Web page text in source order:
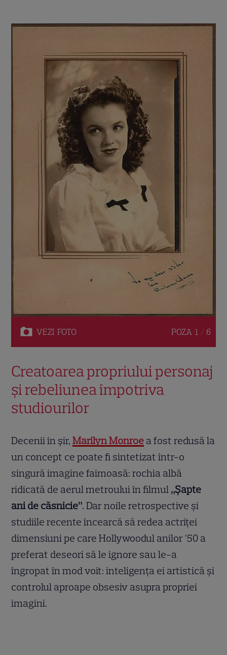
VEZI FOTO POZA 1 / 6
Creatoarea propriului personaj
și rebeliunea împotriva
studiourilor
Decenii în șir,Marilyn Monroe a fost redusă la
un concept ce poate fi sintetizat într-o
singură imagine faimoasă: rochia albă
ridicată de aerul metroului în filmul „Șapte
ani de căsnicie”. Dar noile retrospective și
studiile recente încearcă să redea actriței
dimensiuni pe care Hollywoodul anilor ’50 a
preferat deseori să le ignore sau le-a
îngropat în mod voit: inteligența ei artistică și
controlul aproape obsesiv asupra propriei
imagini.